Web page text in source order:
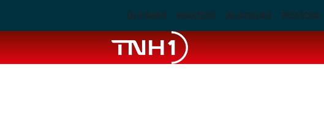
ÚLTIMAS MACEIÓ ALAGOAS POLÍCIA